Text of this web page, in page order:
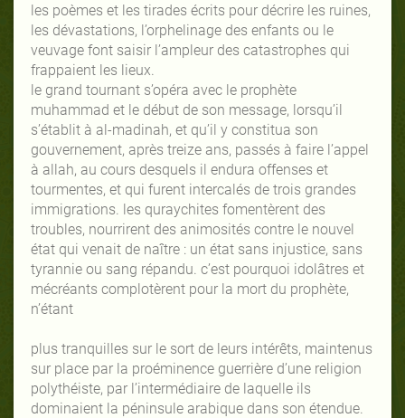
les poèmes et les tirades écrits pour décrire les ruines,
les dévastations, l’orphelinage des enfants ou le
veuvage font saisir l’ampleur des catastrophes qui
frappaient les lieux.
le grand tournant s’opéra avec le prophète
muhammad et le début de son message, lorsqu’il
s’établit à al-madinah, et qu’il y constitua son
gouvernement, après treize ans, passés à faire l’appel
à allah, au cours desquels il endura offenses et
tourmentes, et qui furent intercalés de trois grandes
immigrations. les quraychites fomentèrent des
troubles, nourrirent des animosités contre le nouvel
état qui venait de naître : un état sans injustice, sans
tyrannie ou sang répandu. c’est pourquoi idolâtres et
mécréants complotèrent pour la mort du prophète,
n’étant
plus tranquilles sur le sort de leurs intérêts, maintenus
sur place par la proéminence guerrière d’une religion
polythéiste, par l’intermédiaire de laquelle ils
dominaient la péninsule arabique dans son étendue.